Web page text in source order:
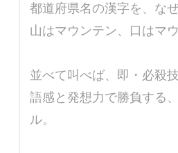
都道府県名の漢字を、な
山はマウンテン、口はマ
並べて叫べば、即・必殺技
語感と発想力で勝負する
ル。